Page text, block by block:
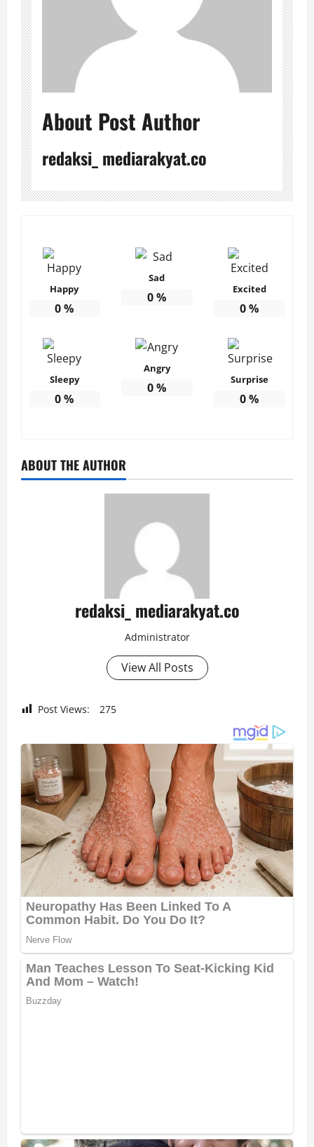
About Post Author
redaksi_ mediarakyat.co
Happy
0%
Sad
0%
Excited
0%
Sleepy
0%
Angry
0%
Surprise
0%
ABOUT THE AUTHOR
redaksi_ mediarakyat.co
Administrator
View All Posts
Post Views: 275